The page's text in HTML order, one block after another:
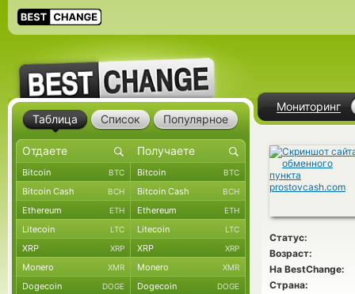
Мониторинг
Статус:
Возраст:
На BestChange:
Страна:
Таблица Список Популярное
Bitcoin BTC Bitcoin BTC
Bitcoin Cash BCH Bitcoin Cash BCH
Ethereum ETH Ethereum ETH
Litecoin LTC Litecoin LTC
XRP XRP XRP XRP
Monero XMR Monero XMR
Dogecoin DOGE Dogecoin DOGE